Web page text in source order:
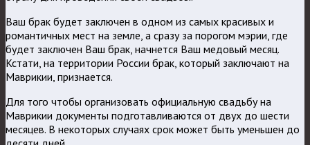
Ваш брак будет заключен в одном из самых красивых и
романтичных мест на земле, а сразу за порогом мэрии, где
будет заключен Ваш брак, начнется Ваш медовый месяц.
Кстати, на территории России брак, который заключают на
Маврикии, признается.
Для того чтобы организовать официальную свадьбу на
Маврикии документы подготавливаются от двух до шести
месяцев. В некоторых случаях срок может быть уменьшен до